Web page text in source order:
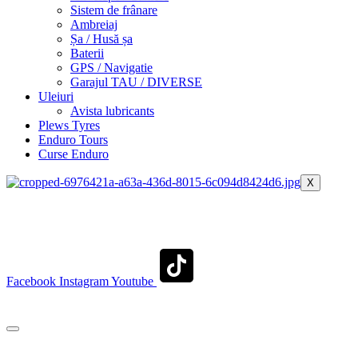
Sistem de frânare
Ambreiaj
Șa / Husă șa
Baterii
GPS / Navigatie
Garajul TAU / DIVERSE
Uleiuri
Avista lubricants
Plews Tyres
Enduro Tours
Curse Enduro
X
Facebook InstagramYoutube